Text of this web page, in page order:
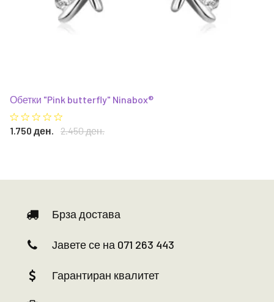
Обетки "Pink butterfly" Ninabox®
1.750 ден. 2.450 ден.
Брза достава
Јавете се на 071 263 443
Гарантиран квалитет